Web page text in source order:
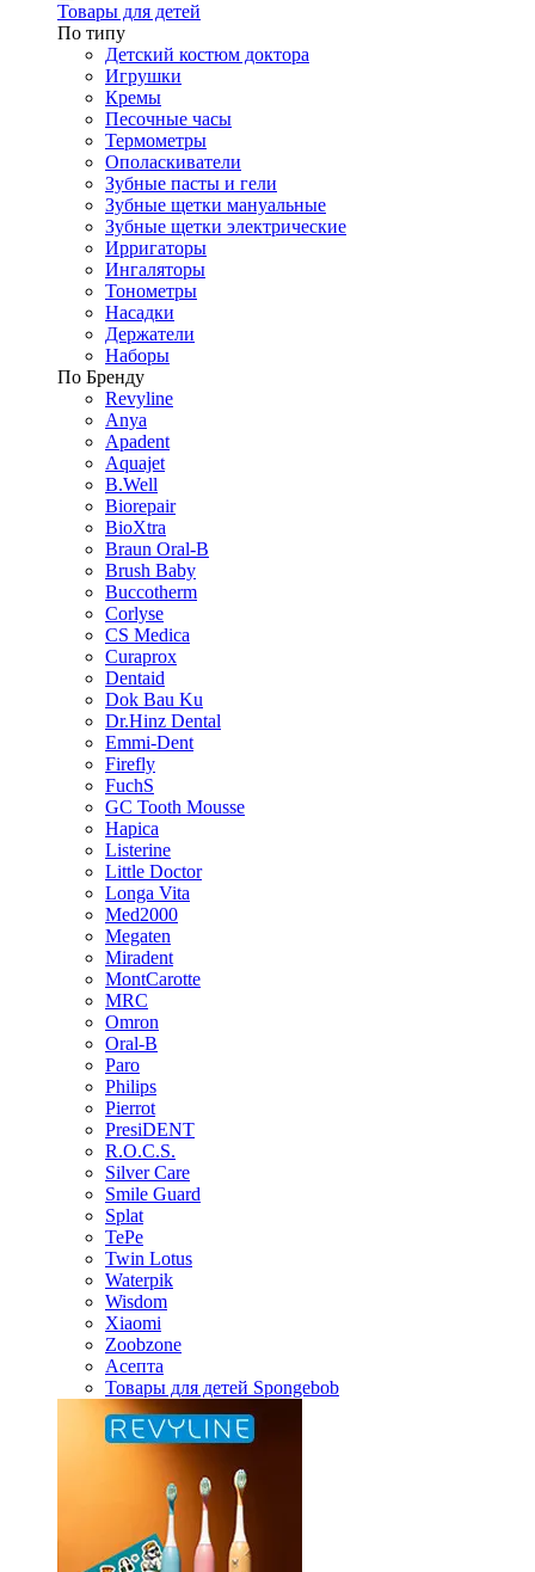
Товары для детей
По типу
Детский костюм доктора
Игрушки
Кремы
Песочные часы
Термометры
Ополаскиватели
Зубные пасты и гели
Зубные щетки мануальные
Зубные щетки электрические
Ирригаторы
Ингаляторы
Тонометры
Насадки
Держатели
Наборы
По Бренду
Revyline
Anya
Apadent
Aquajet
B.Well
Biorepair
BioXtra
Braun Oral-B
Brush Baby
Buccotherm
Corlyse
CS Medica
Curaprox
Dentaid
Dok Bau Ku
Dr.Hinz Dental
Emmi-Dent
Firefly
FuchS
GC Tooth Mousse
Hapica
Listerine
Little Doctor
Longa Vita
Med2000
Megaten
Miradent
MontCarotte
MRC
Omron
Oral-B
Paro
Philips
Pierrot
PresiDENT
R.O.C.S.
Silver Care
Smile Guard
Splat
TePe
Twin Lotus
Waterpik
Wisdom
Xiaomi
Zoobzone
Асепта
Товары для детей Spongebob